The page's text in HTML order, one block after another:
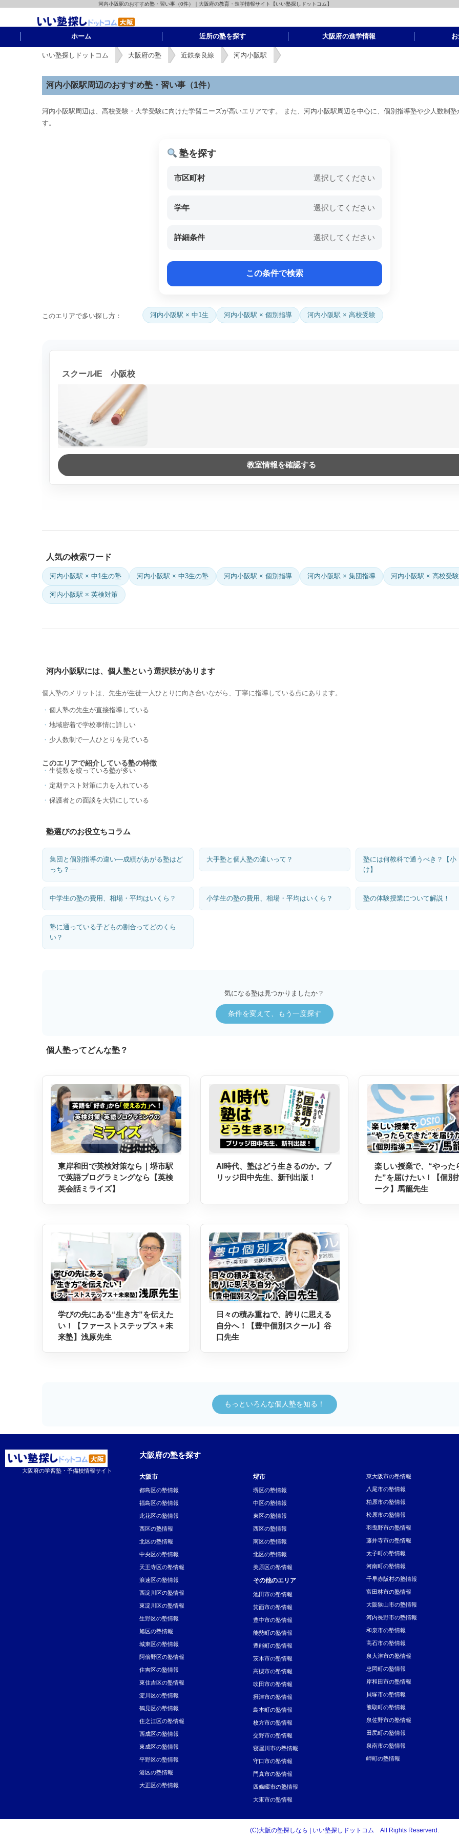
河内小阪駅のおすすめ塾・習い事（0件）｜大阪府の教育・進学情報サイト【いい塾探しドットコム】
ホーム 近所の塾を探す 大阪府の進学情報
いい塾探しドットコム 大阪府の塾 近鉄奈良線 河内小阪駅
河内小阪駅周辺のおすすめ塾・習い事（1件）
河内小阪駅周辺は、高校受験・大学受験に向けた学習ニーズが高いエリアです。 また、河内小阪駅周辺を中心に、個別指導塾や少人数制
す。
塾を探す
市区町村 選択してください
学年 選択してください
詳細条件 選択してください
このエリアで多い探し方： 河内小阪駅 × 中1生 河内小阪駅 × 個別指導 河内小阪駅 × 高校受験
スクールIE 小阪校
教室情報を確認する
人気の検索ワード
河内小阪駅 × 中1生の塾 河内小阪駅 × 中3生の塾 河内小阪駅 × 個別指導 河内小阪駅 × 集団指導 河内小阪駅 × 高校受
河内小阪駅 × 英検対策
河内小阪駅には、個人塾という選択肢があります
個人塾のメリットは、先生が生徒一人ひとりに向き合いながら、丁寧に指導している点にあります。
個人塾の先生が直接指導している
地域密着で学校事情に詳しい
少人数制で一人ひとりを見ている
このエリアで紹介している塾の特徴
生徒数を絞っている塾が多い
定期テスト対策に力を入れている
保護者との面談を大切にしている
塾選びのお役立ちコラム
集団と個別指導の違い―成績があがる塾はど
っち？―
大手塾と個人塾の違いって？
塾には何教科で通うべき？【小
け】
中学生の塾の費用、相場・平均はいくら？ 小学生の塾の費用、相場・平均はいくら？ 塾の体験授業について解説！
塾に通っている子どもの割合ってどのくら
い？
気になる塾は見つかりましたか？
条件を変えて、もう一度探す
個人塾ってどんな塾？
東岸和田で英検対策なら｜堺市駅
で英語プログラミングなら【英検
英会話ミライズ】
AI時代、塾はどう生きるのか。ブ
リッジ田中先生、新刊出版！
楽しい授業で、“やった
た”を届けたい！【個別
ーク】馬籠先生
学びの先にある“生き方”を伝えた
い！【ファーストステップス＋未
来塾】浅原先生
日々の積み重ねで、誇りに思える
自分へ！【豊中個別スクール】谷
口先生
もっといろんな個人塾を知る！
大阪府の学習塾・予備校情報サイト
大阪府の塾を探す
大阪市
都島区の塾情報
福島区の塾情報
此花区の塾情報
西区の塾情報
北区の塾情報
中央区の塾情報
天王寺区の塾情報
浪速区の塾情報
西淀川区の塾情報
東淀川区の塾情報
生野区の塾情報
旭区の塾情報
城東区の塾情報
阿倍野区の塾情報
住吉区の塾情報
東住吉区の塾情報
淀川区の塾情報
鶴見区の塾情報
住之江区の塾情報
西成区の塾情報
東成区の塾情報
平野区の塾情報
港区の塾情報
大正区の塾情報
堺市
堺区の塾情報
中区の塾情報
東区の塾情報
西区の塾情報
南区の塾情報
北区の塾情報
美原区の塾情報
その他のエリア
池田市の塾情報
箕面市の塾情報
豊中市の塾情報
能勢町の塾情報
豊能町の塾情報
茨木市の塾情報
高槻市の塾情報
吹田市の塾情報
摂津市の塾情報
島本町の塾情報
枚方市の塾情報
交野市の塾情報
寝屋川市の塾情報
守口市の塾情報
門真市の塾情報
四條畷市の塾情報
大東市の塾情報
東大阪市の塾情報
八尾市の塾情報
柏原市の塾情報
松原市の塾情報
羽曳野市の塾情報
藤井寺市の塾情報
太子町の塾情報
河南町の塾情報
千早赤阪村の塾情報
富田林市の塾情報
大阪狭山市の塾情報
河内長野市の塾情報
和泉市の塾情報
高石市の塾情報
泉大津市の塾情報
忠岡町の塾情報
岸和田市の塾情報
貝塚市の塾情報
熊取町の塾情報
泉佐野市の塾情報
田尻町の塾情報
泉南市の塾情報
岬町の塾情報
(C)大阪の塾探しなら | いい塾探しドットコム All Rights Reserverd.